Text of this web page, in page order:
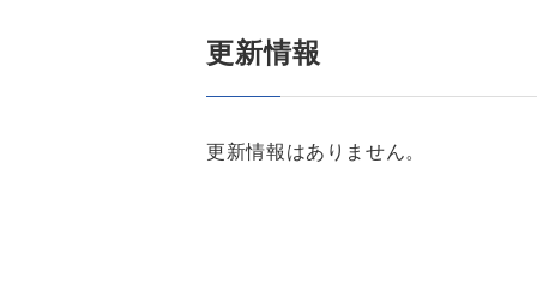
更新情報
更新情報はありません。